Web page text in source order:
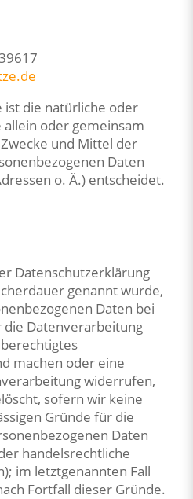
die natürliche oder
allein oder gemeinsam
und Mittel der
Daten
o. Ä.) entscheidet.
Datenschutzerklärung
genannt wurde,
Daten bei
die Datenverarbeitung
machen oder eine
widerrufen,
sofern wir keine
Gründe für die
Daten
handelsrechtliche
im letztgenannten Fall
Fortfall dieser Gründe.